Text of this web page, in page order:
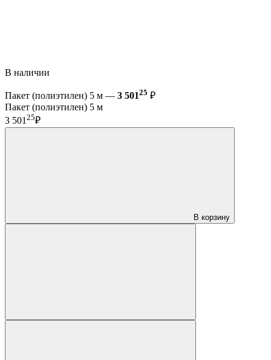
В наличии
Пакет (полиэтилен) 5 м — 3 50125 ₽
Пакет (полиэтилен) 5 м
3 50125₽
В корзину